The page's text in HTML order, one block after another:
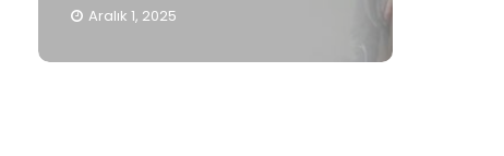
Aralık 1, 2025